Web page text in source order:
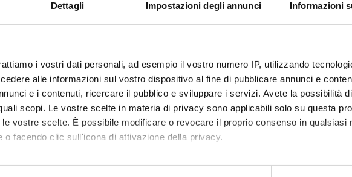
Dettagli Impostazioni degli annunci Informazioni
i vostri dati personali, ad esempio il vostro numero IP, utilizzando
alle informazioni sul vostro dispositivo al fine di pubblicare annunci e
e i contenuti, ricercare il pubblico e sviluppare i servizi. Avete la possibilità
scopi. Le vostre scelte in materia di privacy sono applicabili solo su questa
vostre scelte. È possibile modificare o revocare il proprio consenso in qualsiasi
o facendo clic sull'icona di attivazione della privacy.
anche:
si comportano diversamente dalla BSE.
del Piemonte,
Valle d’Aosta
Finanziamento:assegnato e gestito dal Dipartimento
AL PROGETTO
Nicolo' Rizzuto